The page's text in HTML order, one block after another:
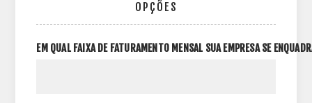
OPÇÕES
EM QUAL FAIXA DE FATURAMENTO MENSAL SUA EMPRESA SE